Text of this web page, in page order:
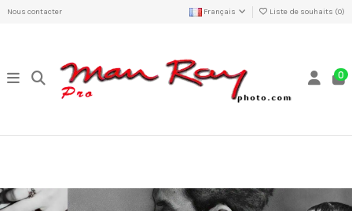
Nous contacter Français Liste de souhaits (0)
0